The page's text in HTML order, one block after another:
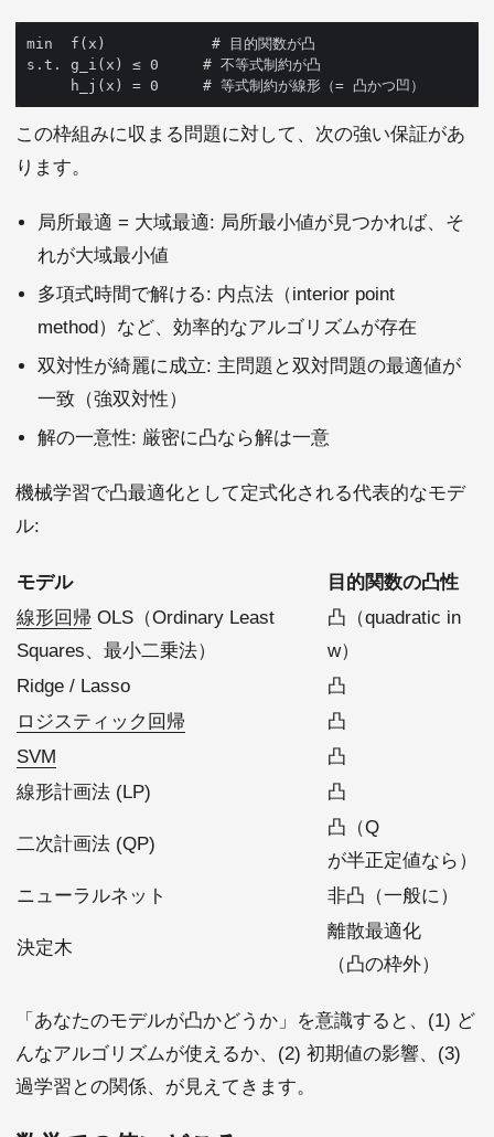
この枠組みに収まる問題に対して、次の強い保証があ
ります。
局所最適 = 大域最適: 局所最小値が見つかれば、そ
れが大域最小値
多項式時間で解ける: 内点法（interior point
method）など、効率的なアルゴリズムが存在
双対性が綺麗に成立: 主問題と双対問題の最適値が
一致（強双対性）
解の一意性: 厳密に凸なら解は一意
機械学習で凸最適化として定式化される代表的なモデ
ル:
モデル
目的関数の凸性
線形回帰 OLS（Ordinary Least
Squares、最小二乗法）
凸（quadratic in
w）
Ridge / Lasso
凸
ロジスティック回帰
凸
SVM
凸
線形計画法 (LP)
凸
二次計画法 (QP)
凸（Q
が半正定値なら）
ニューラルネット
非凸（一般に）
決定木
離散最適化
（凸の枠外）
「あなたのモデルが凸かどうか」を意識すると、(1) ど
んなアルゴリズムが使えるか、(2) 初期値の影響、(3)
過学習との関係、が見えてきます。